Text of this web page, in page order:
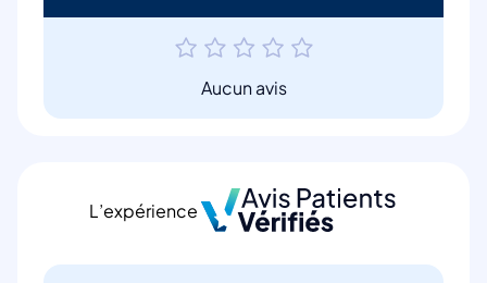
Aucun avis
L’expérience